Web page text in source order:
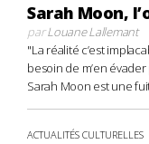
Sarah Moon,
parLouane Lallemant
"La réalité c’est
besoin de m’en
Sarah Moon est une
ACTUALITÉS CULTURELLES